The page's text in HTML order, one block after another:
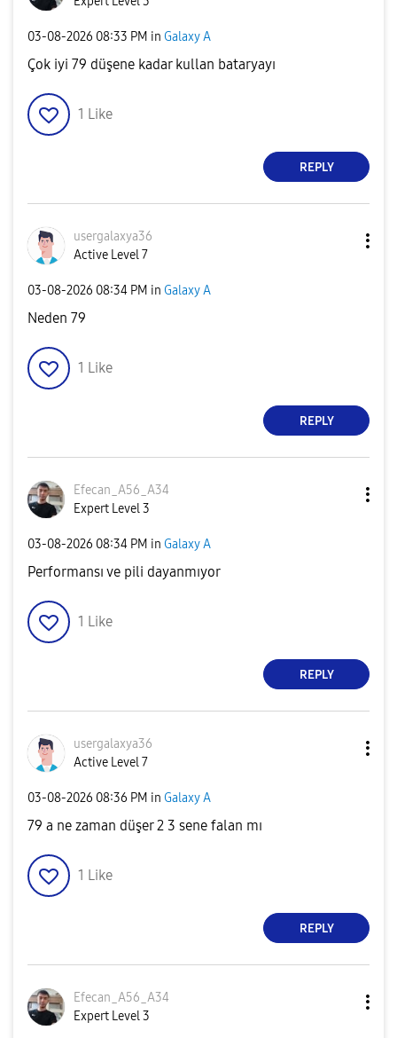
‎03-08-2026 08:33 PM in Galaxy A
Çok iyi 79 düşene kadar kullan bataryayı
1 Like
REPLY
usergalaxya36
Active Level 7
‎03-08-2026 08:34 PM in Galaxy A
Neden 79
1 Like
REPLY
Efecan_A56_A34
Expert Level 3
‎03-08-2026 08:34 PM in Galaxy A
Performansı ve pili dayanmıyor
1 Like
REPLY
usergalaxya36
Active Level 7
‎03-08-2026 08:36 PM in Galaxy A
79 a ne zaman düşer 2 3 sene falan mı
1 Like
REPLY
Efecan_A56_A34
Expert Level 3